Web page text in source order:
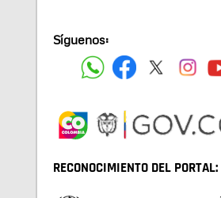
Síguenos:
RECONOCIMIENTO DEL PORTAL: